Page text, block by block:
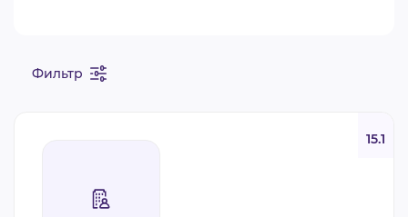
ПРОЕКТЫ
Фильтр
15.1